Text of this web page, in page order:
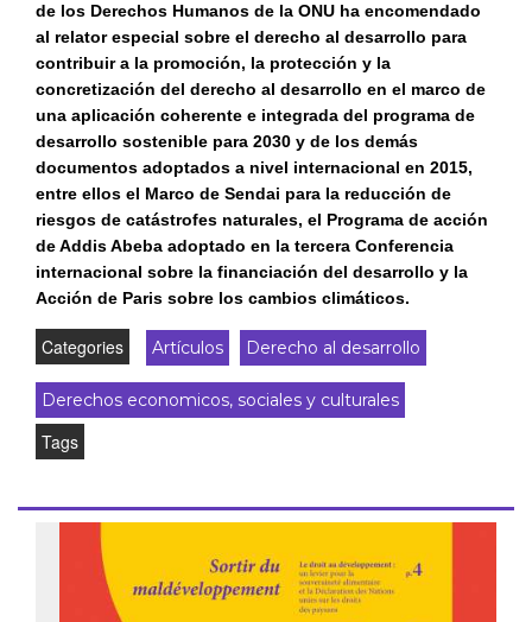
de los Derechos Humanos de la ONU ha encomendado
al relator especial sobre el derecho al desarrollo para
contribuir a la promoción, la protección y la
concretización del derecho al desarrollo en el marco de
una aplicación coherente e integrada del programa de
desarrollo sostenible para 2030 y de los demás
documentos adoptados a nivel internacional en 2015,
entre ellos el Marco de Sendai para la reducción de
riesgos de catástrofes naturales, el Programa de acción
de Addis Abeba adoptado en la tercera Conferencia
internacional sobre la financiación del desarrollo y la
Acción de Paris sobre los cambios climáticos.
Categories Artículos Derecho al desarrollo
Derechos economicos, sociales y culturales
Tags